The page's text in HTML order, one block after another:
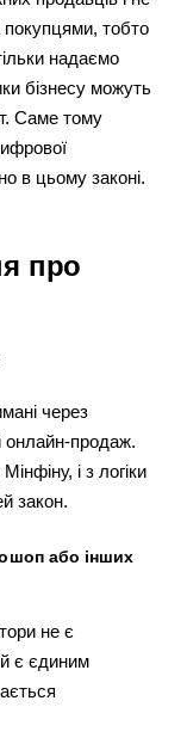
тобто
надаємо
бізнесу можуть
Саме тому
в цьому законі.
про
через
онлайн-продаж.
і з логіки
закон.
або інших
не є
є єдиним